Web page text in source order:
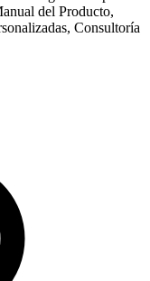
del Producto,
Consultoría